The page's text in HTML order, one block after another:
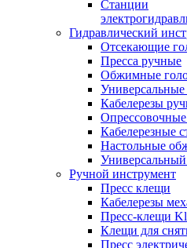
Станции
Гидравлический
Отсекающие
Пресса ручные
Обжимные
Кабелерезы
Кабелерезные
Настольные
Ручной инструмент
Пресс клещи
Кабелерезы
Пресс-клещи
Клещи для
Пресс